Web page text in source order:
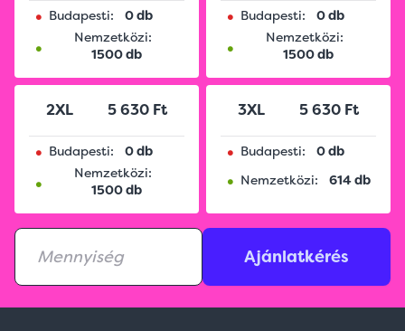
• Budapesti: 0 db
•
Nemzetközi:
1500 db
• Budapesti: 0 db
•
Nemzetközi:
1500 db
2XL 5 630 Ft
• Budapesti: 0 db
•
Nemzetközi:
1500 db
3XL 5 630 Ft
• Budapesti: 0 db
• Nemzetközi: 614 db
Ajánlatkérés